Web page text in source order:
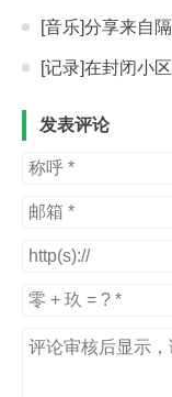
[音乐]分享来自
[记录]在封闭小
发表评论